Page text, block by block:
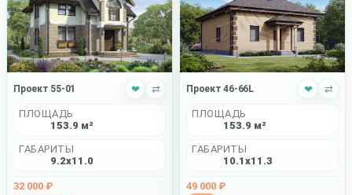
Проект 55-01 ❤ ⇄
ПЛОЩАДЬ
153.9 м²
ГАБАРИТЫ
9.2x11.0
32 000 ₽
Проект 46-66L ❤ ⇄
ПЛОЩАДЬ
153.9 м²
ГАБАРИТЫ
10.1x11.3
49 000 ₽